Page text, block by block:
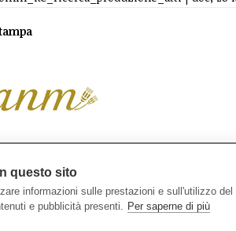
di Bruno Caccia
questo sito
informazioni sulle prestazioni e sull'utilizzo
e pubblicità presenti. Per saperne di più